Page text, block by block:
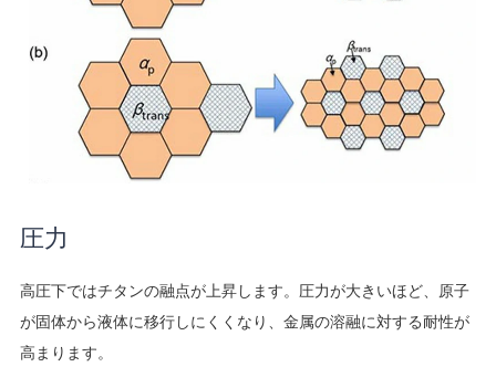
圧力
高圧下ではチタンの融点が上昇します。圧力が大きいほど、原子
が固体から液体に移行しにくくなり、金属の溶融に対する耐性が
高まります。